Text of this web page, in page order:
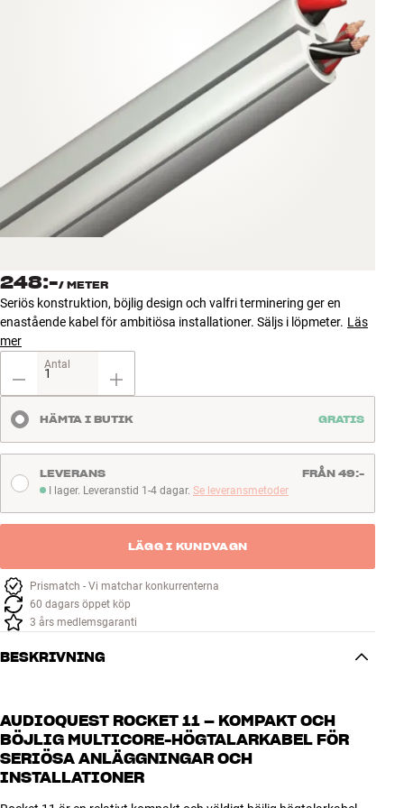
MÄRKEN
NYHETER
ERBJUDANDEN
Logga in
Kundtjänst
Bygg med ljud
Företag
248:-/ METER
Seriös konstruktion, böjlig design och valfri terminering ger en
enastående kabel för ambitiösa installationer. Säljs i löpmeter. Läs
mer
Antal
HÄMTA I BUTIK GRATIS
I lager. Leveranstid 1-4 dagar
I lager. Leveranstid 1-4 dagar. Se leveransmetoder
LEVERANS FRÅN 49:-
LÄGG I KUNDVAGN
Prismatch - Vi matchar konkurrenterna
60 dagars öppet köp
3 års medlemsgaranti
BESKRIVNING
AUDIOQUEST ROCKET 11 – KOMPAKT OCH
BÖJLIG MULTICORE-HÖGTALARKABEL FÖR
SERIÖSA ANLÄGGNINGAR OCH
INSTALLATIONER